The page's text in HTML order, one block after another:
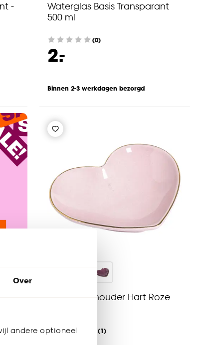
Over
andere optioneel
-
Waterglas Basis Transparant
500 ml
(0)
2.
-
Binnen 2-3 werkdagen bezorgd
Theezakjeshouder Hart Roze
(1)